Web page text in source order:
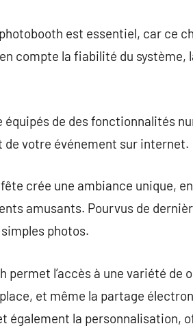
est essentiel, car ce
compte la fiabilité du
de des fonctionnalités
de votre événement sur internet.
crée une ambiance unique,
amusants. Pourvus de
photos.
permet l’accès à une variété
et même la partage
également la personnalisation,